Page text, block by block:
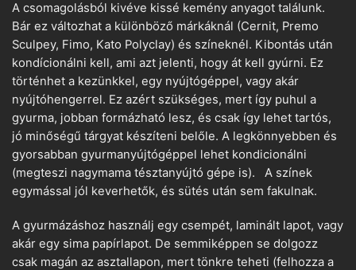
A csomagolásból kivéve kissé kemény anyagot találunk.
Bár ez változhat a különböző márkáknál (Cernit, Premo
Sculpey, Fimo, Kato Polyclay) és színeknél. Kibontás után
kondícionálni kell, ami azt jelenti, hogy át kell gyúrni. Ez
történhet a kezünkkel, egy nyújtógéppel, vagy akár
nyújtóhengerrel. Ez azért szükséges, mert így puhul a
gyurma, jobban formázható lesz, és csak így lehet tartós,
jó minőségű tárgyat készíteni belőle. A legkönnyebben és
gyorsabban gyurmanyújtógéppel lehet kondicionálni
(megteszi nagymama tésztanyújtó gépe is). A színek
egymással jól keverhetők, és sütés után sem fakulnak.
A gyurmázáshoz használj egy csempét, laminált lapot, vagy
akár egy sima papírlapot. De semmiképpen se dolgozz
csak magán az asztallapon, mert tönkre teheti (felhozza a